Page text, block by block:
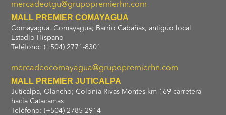
mercadeotgu@grupopremierhn.com
MALL PREMIER COMAYAGUA
Comayagua, Comayagua; Barrio Cabañas, antiguo local
Estadio Hispano
Teléfono: (+504) 2771-8301
mercadeocomayagua@grupopremierhn.com
MALL PREMIER JUTICALPA
Juticalpa, Olancho; Colonia Rivas Montes km 169 carretera
hacia Catacamas
Teléfono: (+504) 2785 2914